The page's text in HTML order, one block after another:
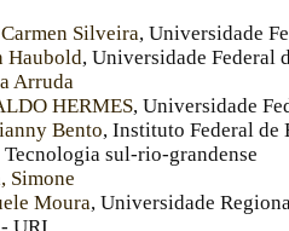
Silveira, Universidade
Haubold, Universidade Federal
Arruda
HERMES, Universidade
Bento, Instituto Federal
sul-rio-grandense
Simone
Moura, Universidade